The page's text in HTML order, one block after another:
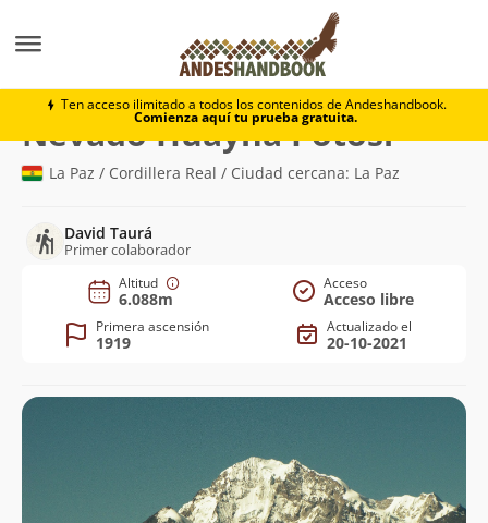
Ten acceso ilimitado a todos los contenidos de Andeshandbook.
Comienza aquí tu prueba gratuita.
Nevado Huayna Potosí
Nevado Huayna Potosí
La Paz / Cordillera Real / Ciudad cercana: La Paz
David Taurá
Primer colaborador
Altitud
6.088m
Acceso
Acceso libre
Primera ascensión
1919
Actualizado el
20-10-2021